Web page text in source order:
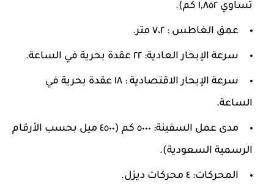
تساوي ١,٨٥٢ كم).
عمق الغاطس : ٧،٢ متر.
سرعة الإبحار العادية: ٢٢ عقدة بحرية في الساعة.
سرعة الإبحار الاقتصادية : ١٨ عقدة بحرية في
الساعة.
مدى عمل السفينة: ٥٠٠٠ كم (٤٥٠٠ ميل بحسب الأرقام
الرسمية السعودية).
المحركات: ٤ محركات ديزل.